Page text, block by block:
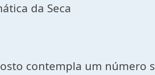
da Seca
contempla um número